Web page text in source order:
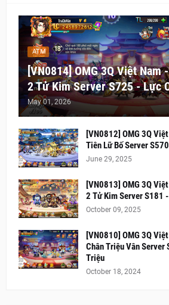
ATM
[VN0814] OMG 3Q Việt Nam
2 Tử Kim Server S725 - Lực
May 01, 2026
[VN0812] OMG 3Q
Tiên Lữ Bố Server
June 29, 2025
[VN0813] OMG 3Q
2 Tử Kim Server S181
October 09, 2025
[VN0810] OMG 3Q
Chân Triệu Vân Server
Triệu
October 18, 2024